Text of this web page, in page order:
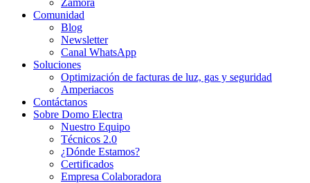
Zamora
Comunidad
Blog
Newsletter
Canal WhatsApp
Soluciones
Optimización de facturas de luz, gas y seguridad
Amperiacos
Contáctanos
Sobre Domo Electra
Nuestro Equipo
Técnicos 2.0
¿Dónde Estamos?
Certificados
Empresa Colaboradora